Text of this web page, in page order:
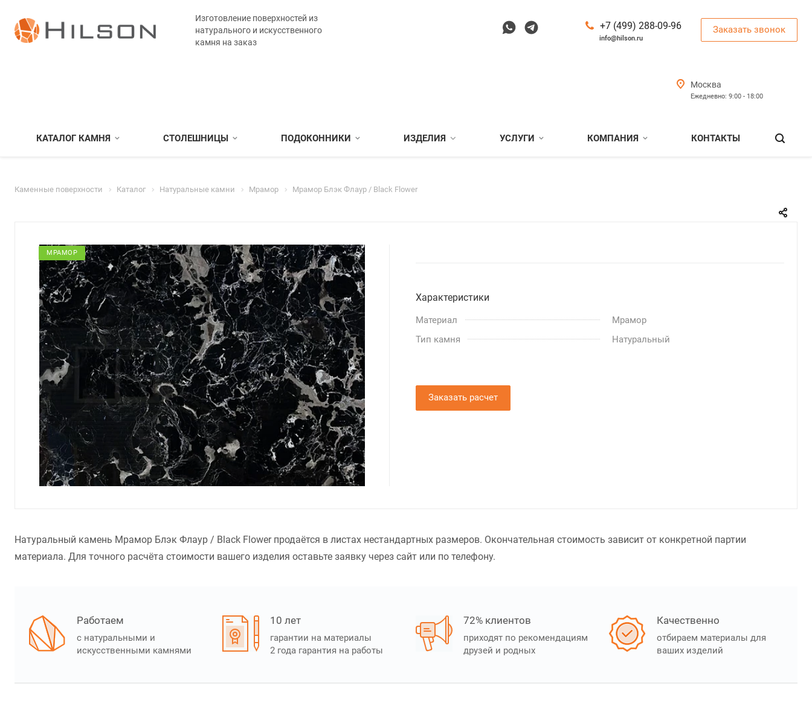
Изготовление поверхностей из
натурального и искусственного
камня на заказ
+7 (499) 288-09-96
info@hilson.ru
Заказать звонок
Москва
Ежедневно: 9:00 - 18:00
КАТАЛОГ КАМНЯ СТОЛЕШНИЦЫ ПОДОКОННИКИ ИЗДЕЛИЯ УСЛУГИ КОМПАНИЯ КОНТАКТЫ
Каменные поверхности Каталог Натуральные камни Мрамор Мрамор Блэк Флаур / Black Flower
МРАМОР
Характеристики
Материал
Мрамор
Тип камня
Натуральный
Заказать расчет
Натуральный камень Мрамор Блэк Флаур / Black Flower продаётся в листах нестандартных размеров. Окончательная стоимость зависит от конкретной партии
материала. Для точного расчёта стоимости вашего изделия оставьте заявку через сайт или по телефону.
Работаем
с натуральными и
искусственными камнями
10 лет
гарантии на материалы
2 года гарантия на работы
72% клиентов
приходят по рекомендациям
друзей и родных
Качественно
отбираем материалы для
ваших изделий